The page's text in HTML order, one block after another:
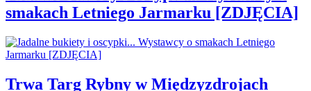
smakach Letniego Jarmarku [ZDJĘCIA]
Trwa Targ Rybny w Międzyzdrojach